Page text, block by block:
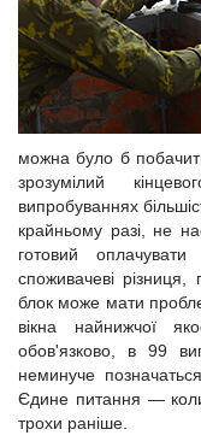
можна було б
зрозумілий
випробуваннях
крайньому разі, не
готовий
споживачеві
блок може мати
вікна найнижчої
обов'язково, в 99
неминуче
Єдине питання —
трохи раніше.